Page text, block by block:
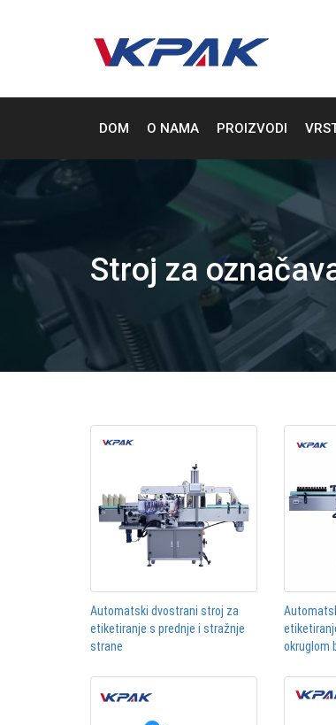
DOM O NAMA PROIZVODI
Stroj za
Automatski dvostrani stroj za
etiketiranje s prednje i stražnje
strane
okruglom